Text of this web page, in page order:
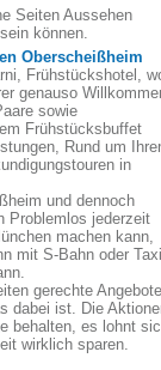
Seiten Aussehen
können.
Oberscheißheim
Frühstückshotel,
genauso
sowie
Frühstücksbuffet
Rund um
in
und dennoch
Problemlos jederzeit
machen kann,
mit S-Bahn oder
gerechte
dabei ist. Die
behalten, es lohnt
wirklich sparen.